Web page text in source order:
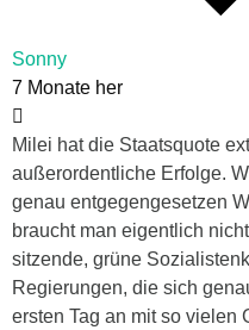
Sonny
7 Monate her
Milei hat die Staatsquote
außerordentliche Erfolge.
genau entgegengesetzen
braucht man eigentlich
sitzende, grüne
Regierungen, die sich
ersten Tag an mit so vielen